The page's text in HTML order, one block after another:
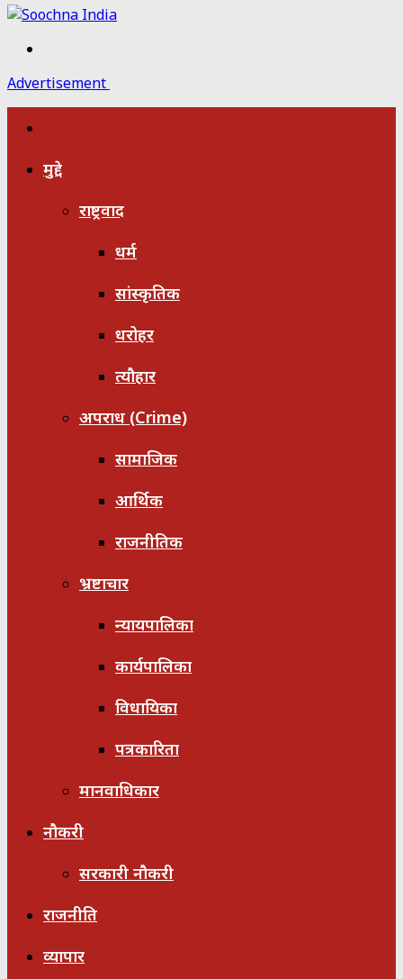
Advertisement
मुद्दे
राष्ट्रवाद
धर्म
सांस्कृतिक
धरोहर
त्यौहार
अपराध (Crime)
सामाजिक
आर्थिक
राजनीतिक
भ्रष्टाचार
न्यायपालिका
कार्यपालिका
विधायिका
पत्रकारिता
मानवाधिकार
नौकरी
सरकारी नौकरी
राजनीति
व्यापार